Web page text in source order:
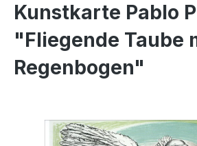
Kunstkarte Pablo
"Fliegende Taube
Regenbogen"
Bildergalerie überspringen